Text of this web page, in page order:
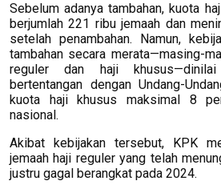
Sebelum adanya tambahan, kuota
berjumlah 221 ribu jemaah dan
setelah penambahan. Namun,
tambahan secara merata—masing-
reguler dan haji khusus—dinilai
bertentangan dengan Undang-
kuota haji khusus maksimal 8
nasional.
Akibat kebijakan tersebut, KPK
jemaah haji reguler yang telah
justru gagal berangkat pada 2024.